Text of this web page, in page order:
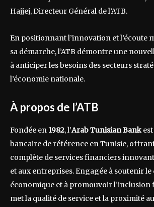
Hajjej, Directeur Général de l’ATB.
En positionnant l’innovation et l’écoute
sa démarche, l’ATB démontre une
à anticiper les besoins des secteurs
l’économie nationale.
À propos de l’ATB
Fondée en 1982, l’Arab Tunisian Bank
bancaire de référence en Tunisie,
complète de services financiers
et aux entreprises. Engagée à soutenir
économique et à promouvoir l’inclusion
met la qualité de service et la proximité